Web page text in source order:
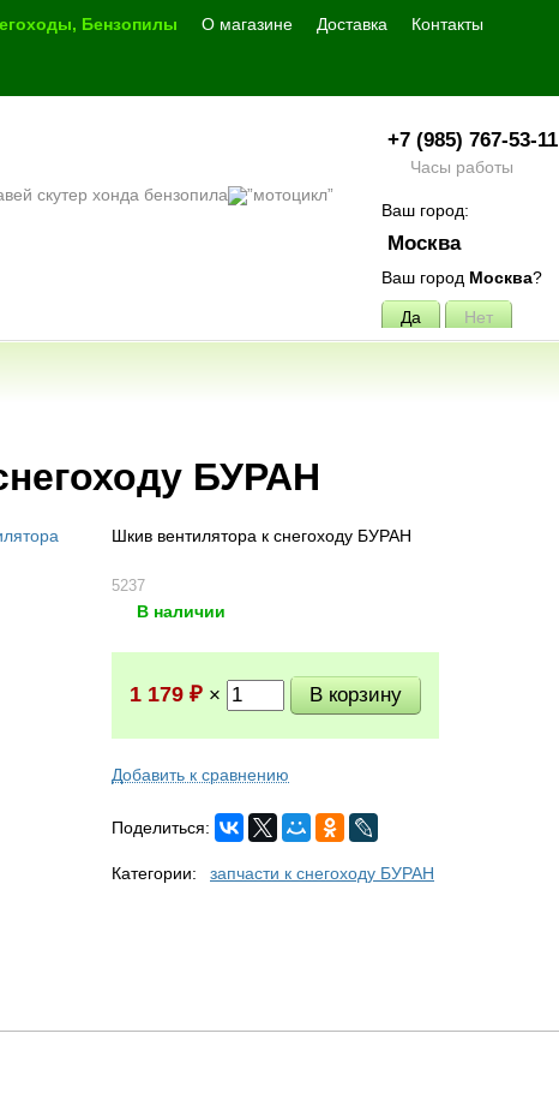
Бензопилы О магазине Доставка Контакты
скутер хонда бензопила
+7 (985) 767-53-11
Часы работы
Ваш город:
Москва
Ваш город Москва?
БУРАН
Шкив вентилятора к снегоходу БУРАН
5237
В наличии
1 179 ₽ ×
Добавить к сравнению
Поделиться:
Категории: запчасти к снегоходу БУРАН